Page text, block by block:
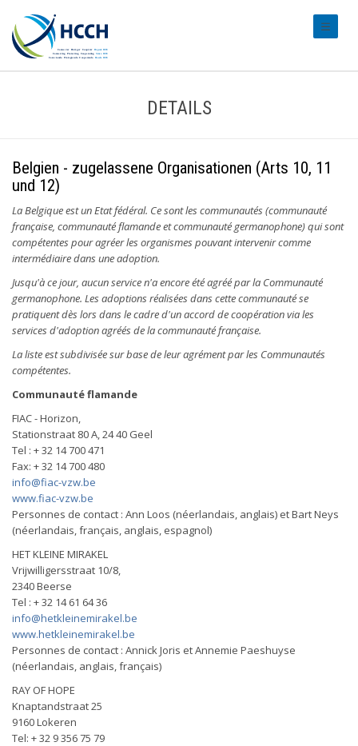
DETAILS
Belgien - zugelassene Organisationen (Arts 10, 11
und 12)
La Belgique est un Etat fédéral. Ce sont les communautés (communauté
française, communauté flamande et communauté germanophone) qui sont
compétentes pour agréer les organismes pouvant intervenir comme
intermédiaire dans une adoption.
Jusqu'à ce jour, aucun service n'a encore été agréé par la Communauté
germanophone. Les adoptions réalisées dans cette communauté se
pratiquent dès lors dans le cadre d'un accord de coopération via les
services d'adoption agréés de la communauté française.
La liste est subdivisée sur base de leur agrément par les Communautés
compétentes.
Communauté flamande
FIAC - Horizon,
Stationstraat 80 A, 24 40 Geel
Tel : + 32 14 700 471
Fax: + 32 14 700 480
info@fiac-vzw.be
www.fiac-vzw.be
Personnes de contact : Ann Loos (néerlandais, anglais) et Bart Neys
(néerlandais, français, anglais, espagnol)
HET KLEINE MIRAKEL
Vrijwilligersstraat 10/8,
2340 Beerse
Tel : + 32 14 61 64 36
info@hetkleinemirakel.be
www.hetkleinemirakel.be
Personnes de contact : Annick Joris et Annemie Paeshuyse
(néerlandais, anglais, français)
RAY OF HOPE
Knaptandstraat 25
9160 Lokeren
Tel: + 32 9 356 75 79